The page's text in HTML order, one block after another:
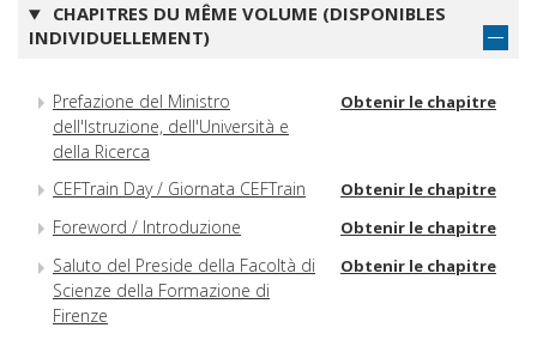
CHAPITRES DU MÊME VOLUME (DISPONIBLES
INDIVIDUELLEMENT)
Prefazione del Ministro
dell'Istruzione, dell'Università e
della Ricerca
Obtenir le chapitre
CEFTrain Day / Giornata CEFTrain Obtenir le chapitre
Foreword / Introduzione Obtenir le chapitre
Saluto del Preside della Facoltà di
Scienze della Formazione di
Firenze
Obtenir le chapitre